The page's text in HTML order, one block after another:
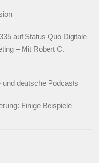
auf Status Quo Digitale
– Mit Robert C.
und deutsche Podcasts
Einige Beispiele